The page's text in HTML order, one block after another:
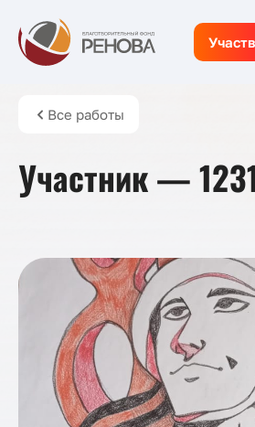
Все работы
Участник —